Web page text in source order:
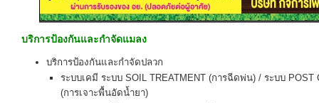
บริการป้องกันและกำจัดแมลง
บริการป้องกันและกำจัดปลวก
ระบบเคมี ระบบ SOIL TREATMENT (การฉีดพ่น) / ระบบ POST
(การเจาะพื้นอัดน้ำยา)